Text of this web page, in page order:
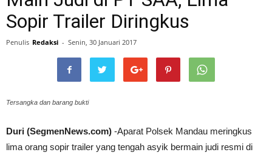
Sopir Trailer Diringkus
Penulis Redaksi - Senin, 30 Januari 2017
Tersangka dan barang bukti
Duri (SegmenNews.com) -Aparat Polsek Mandau meringkus
lima orang sopir trailer yang tengah asyik bermain judi resmi di